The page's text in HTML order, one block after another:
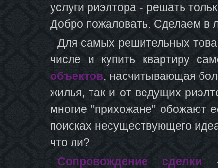
услуги риэлтора - решать
Добро пожаловать. Сделаем в
Для самых решительных
числе и купить квартиру
объектов, насчитывающая
жилья, так и от ведущих
многие "прихожане" обожают
поисках несуществующего
что ли?
Сопровождение сделки -